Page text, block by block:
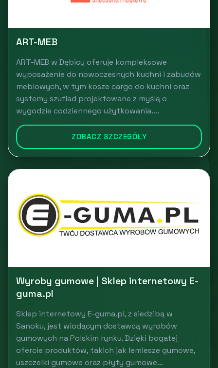
ART-MEB
ART-MEB w Dębicy oferuje kompleksowe
wyposażenie do nowoczesnych kuchni i zabudów
meblowych, w tym kosze cargo do kuchni oraz
systemy szuflad projektowane z myślą o
wygodzie codziennego użytkowania....
ZOBACZ SZCZEGÓŁY
Wyroby gumowe | Sklep internetowy E-
guma.pl
Sklep internetowy E-guma.pl, z siedzibą w
Sanoku, jest wiodącym dostawcą wyrobów
gumowych na Polskim rynku. Dzięki bogatej
ofercie produktów, takich jak lemiesze gumowe,
uszczelki gumowe oraz płyty gumowe...